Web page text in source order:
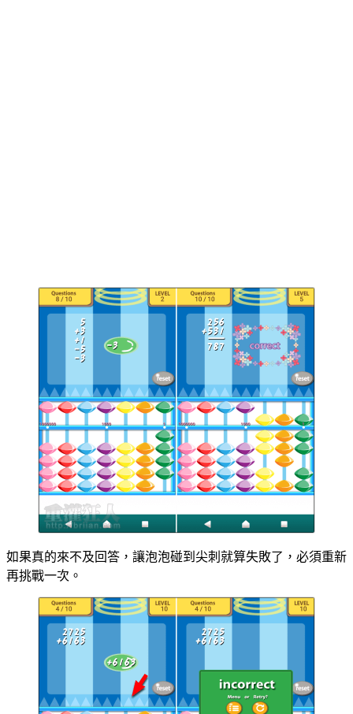
如果真的來不及回答，讓泡泡碰到尖刺就算失敗了，必須重新
再挑戰一次。